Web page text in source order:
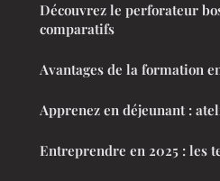
Découvrez le perforateur
comparatifs
Avantages de la formation
Apprenez en déjeunant :
Entreprendre en 2025 : les